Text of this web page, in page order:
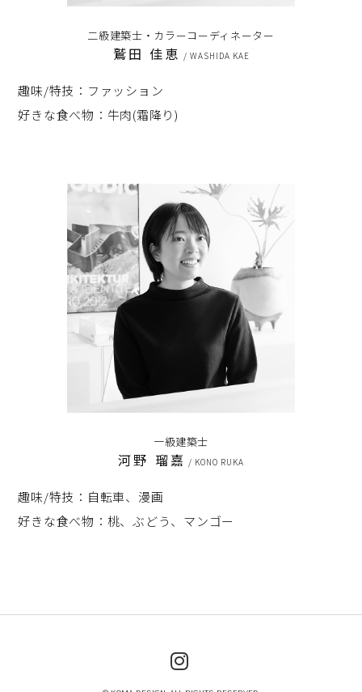
二級建築士・カラーコーディネーター
鷲田 佳恵 / WASHIDA KAE
趣味/特技：ファッション
好きな食べ物：牛肉(霜降り)
一級建築士
河野 瑠嘉 / KONO RUKA
趣味/特技：自転車、漫画
好きな食べ物：桃、ぶどう、マンゴー